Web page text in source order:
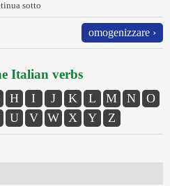
sotto
omogenizzare ›
Italian verbs
H I J K L M N
O
U V W X Y Z